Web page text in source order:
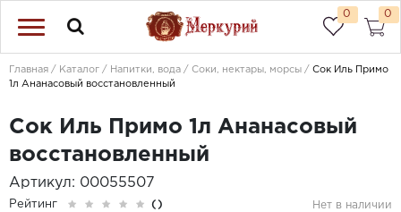
0 0
Главная Каталог Напитки, вода Соки, нектары, морсы
Сок Иль Примо
1л Ананасовый восстановленный
Сок Иль Примо 1л Ананасовый
восстановленный
Артикул: 00055507
Рейтинг () Нет в наличии